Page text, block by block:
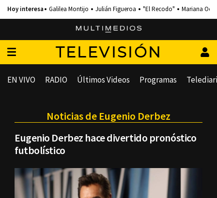
Galilea Montijo Julián Figueroa "El Recodo" Mariana
TELEVISIÓN
EN VIVO RADIO Últimos Videos Programas
Noticias de Eugenio Derbez
Eugenio Derbez hace divertido pronóstico
futbolístico